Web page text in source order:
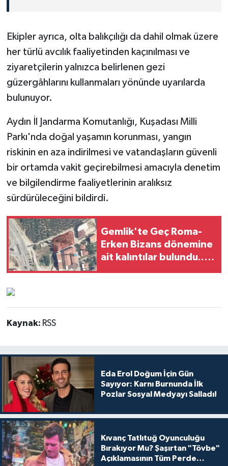
Ekipler ayrıca, olta balıkçılığı da dahil olmak üzere
her türlü avcılık faaliyetinden kaçınılması ve
ziyaretçilerin yalnızca belirlenen gezi
güzergâhlarını kullanmaları yönünde uyarılarda
bulunuyor.
Aydın İl Jandarma Komutanlığı, Kuşadası Milli
Parkı'nda doğal yaşamın korunması, yangın
riskinin en aza indirilmesi ve vatandaşların güvenli
bir ortamda vakit geçirebilmesi amacıyla denetim
ve bilgilendirme faaliyetlerinin aralıksız
sürdürüleceğini bildirdi.
Gemlik'te Geç Roma-
Erken Bizans dönemine
ait kalıntılar bulundu...
Kaynak: RSS
Eda Erol Doğum İçin Gün
Sayıyor: Karnı Burnunda İlk
Pozlar Sosyal Medyayı Salladı!
Kıvanç Tatlıtuğ Oyunculuğu
Bırakıyor Mu? Şaşırtan "Tövbe"
Açıklamasının Tüm Perde